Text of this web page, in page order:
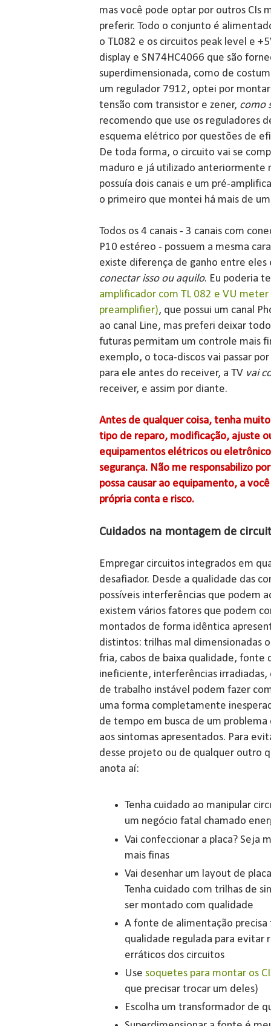
mas você pode optar por outros CIs
preferir. Todo o conjunto é
o TL082 e os circuitos peak level e
display e SN74HC4066 que são
superdimensionada, como de
um regulador 7912, optei por
tensão com transistor e zener, como
recomendo que use os reguladores
esquema elétrico por questões de
De toda forma, o circuito vai se
maduro e já utilizado anteriormente
possuía dois canais e um pré-
o primeiro que montei há mais de
Todos os 4 canais - 3 canais com
P10 estéreo - possuem a mesma
existe diferença de ganho entre
conectar isso ou aquilo. Eu poderia
amplificador com TL 082 e VU
preamplifier), que possui um canal
ao canal Line, mas preferi deixar
futuras permitam um controle mais
exemplo, o toca-discos vai passar
para ele antes do receiver, a TV vai
receiver, e assim por diante.
Antes de qualquer coisa, tenha
tipo de reparo, modificação, ajuste
equipamentos elétricos ou
segurança. Não me responsabilizo
possa causar ao equipamento, a
própria conta e risco.
Cuidados na montagem de
Empregar circuitos integrados em
desafiador. Desde a qualidade das
possíveis interferências que podem
existem vários fatores que podem
montados de forma idêntica
distintos: trilhas mal dimensionadas
fria, cabos de baixa qualidade,
ineficiente, interferências irradiadas,
de trabalho instável podem fazer
uma forma completamente
de tempo em busca de um
aos sintomas apresentados. Para
desse projeto ou de qualquer outro
anota aí:
Tenha cuidado ao manipular
um negócio fatal chamado
Vai confeccionar a placa? Seja
mais finas
Vai desenhar um layout de
Tenha cuidado com trilhas de
ser montado com qualidade
A fonte de alimentação
qualidade regulada para evitar
erráticos dos circuitos
Use soquetes para montar os
que precisar trocar um deles)
Escolha um transformador de